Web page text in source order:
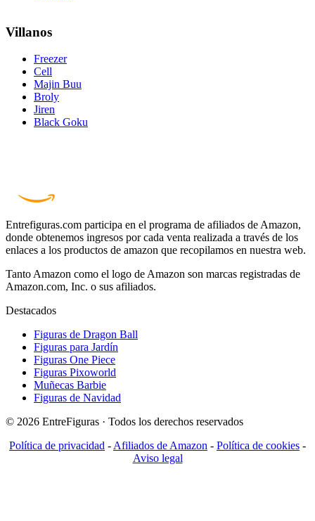
Villanos
Freezer
Cell
Majin Buu
Broly
Jiren
Black Goku
Entrefiguras.com participa en el programa de afiliados de Amazon,
donde obtenemos ingresos por cada venta realizada a través de los
enlaces a los productos de amazon que recopilamos en nuestra web.
Tanto Amazon como el logo de Amazon son marcas registradas de
Amazon.com, Inc. o sus afiliados.
Destacados
Figuras de Dragon Ball
Figuras para Jardín
Figuras One Piece
Figuras Pixoworld
Muñecas Barbie
Figuras de Navidad
© 2026 EntreFiguras · Todos los derechos reservados
Política de privacidad - Afiliados de Amazon - Política de cookies -
Aviso legal